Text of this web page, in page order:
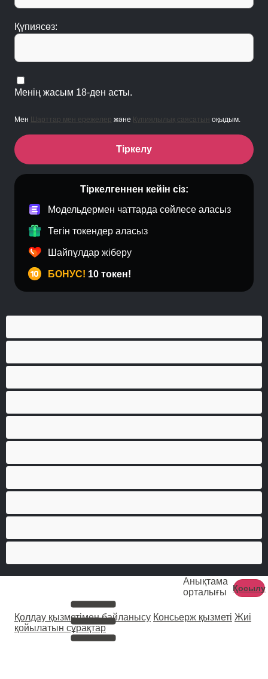
Қүпиясөз:
Менің жасым 18-ден асты.
Мен Шарттар мен ережелер және Құпиялылық саясатын оқыдым.
Тіркелу
Тіркелгеннен кейін сіз:
Модельдермен чаттарда сөйлесе аласыз
Тегін токендер аласыз
Шайпұлдар жіберу
БОНУС! 10 токен!
Анықтама
орталығы
Қосылу
Қолдау қызметімен байланысу Консьерж қызметі Жиі
қойылатын сұрақтар